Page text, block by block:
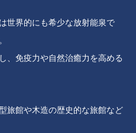
世界的にも希少な放射能泉で
、免疫力や自然治癒力を高める
旅館や木造の歴史的な旅館など